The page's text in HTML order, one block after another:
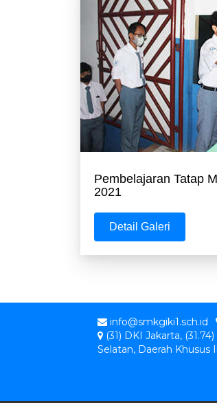
Pembelajaran Tatap
2021
Detail Galeri
info@smkgiki1.sch.id
(31) DKI Jakarta,
Selatan, Daerah Khusus